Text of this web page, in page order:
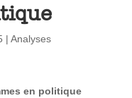
| Analyses
en politique